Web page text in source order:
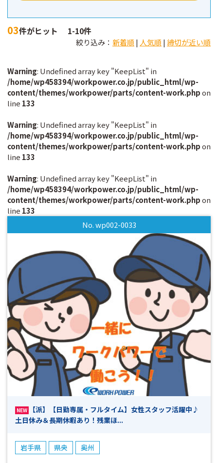
03件がヒット 1-10件
絞り込み： 新着順 | 人気順 |締切が近い順
Warning: Undefined array key "KeepList" in
/home/wp458394/workpower.co.jp/public_html/wp-
content/themes/workpower/parts/content-work.phpon
line 133
Warning: Undefined array key "KeepList" in
/home/wp458394/workpower.co.jp/public_html/wp-
content/themes/workpower/parts/content-work.phpon
line 133
Warning: Undefined array key "KeepList" in
/home/wp458394/workpower.co.jp/public_html/wp-
content/themes/workpower/parts/content-work.phpon
line 133
No. wp002-0033
NEW
【派】【日勤専属・フルタイム】女性スタッフ活躍中♪
土日休み＆長期休暇あり！残業ほ...
岩手県 県央 奥州